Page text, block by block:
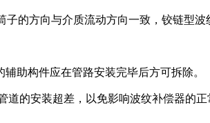
子的方向与介质流动方向一致，铰链型
助构件应在管路安装完毕后方可拆除。
道的安装超差，以免影响波纹补偿器的